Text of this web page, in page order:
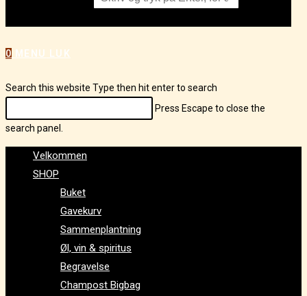
0 MENU LUK
Search this website Type then hit enter to search
Press Escape to close the
search panel.
Velkommen
SHOP
Buket
Gavekurv
Sammenplantning
Øl, vin & spiritus
Begravelse
Champost Bigbag